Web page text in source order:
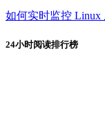
如何实时监控 Linux
24小时阅读排行榜